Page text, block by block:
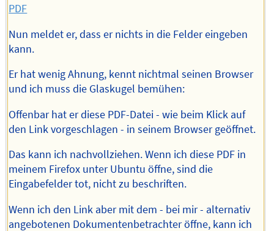
PDF
Nun meldet er, dass er nichts in die Felder eingeben
kann.
Er hat wenig Ahnung, kennt nichtmal seinen Browser
und ich muss die Glaskugel bemühen:
Offenbar hat er diese PDF-Datei - wie beim Klick auf
den Link vorgeschlagen - in seinem Browser geöffnet.
Das kann ich nachvollziehen. Wenn ich diese PDF in
meinem Firefox unter Ubuntu öffne, sind die
Eingabefelder tot, nicht zu beschriften.
Wenn ich den Link aber mit dem - bei mir - alternativ
angebotenen Dokumentenbetrachter öffne, kann ich